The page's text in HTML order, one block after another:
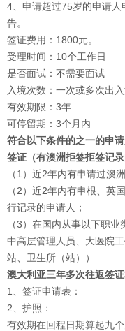
4、申请超过75岁的申请
告。
签证费用：1800元。
受理时间：10个工作日
是否面试：不需要面试
入境次数：一次或多次出
有效期限：3年
可停留期：3个月内
符合以下条件的之一的申
签证（有澳洲拒签拒签记录
（1）近2年内有申请过澳
（2）近2年内有申根、英
行记录的申请人；
（3）在国内从事以下职
中高层管理人员、大医院
站、卫生所（站））
澳大利亚三年多次往返签证
1、签证申请表：
2、护照：
有效期在回程日期算起九